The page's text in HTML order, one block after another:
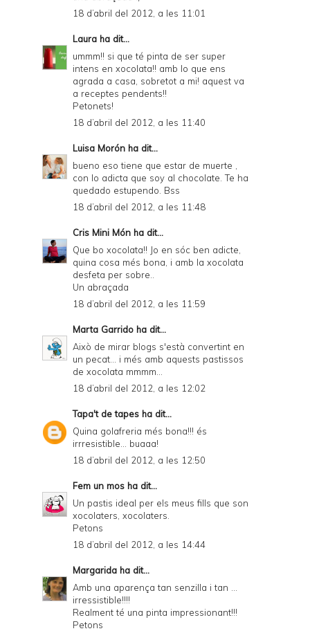
18 d’abril del 2012, a les 11:01
Laura ha dit...
ummm!! si que té pinta de ser super
intens en xocolata!! amb lo que ens
agrada a casa, sobretot a mi! aquest va
a receptes pendents!!
Petonets!
18 d’abril del 2012, a les 11:40
Luisa Morón ha dit...
bueno eso tiene que estar de muerte ,
con lo adicta que soy al chocolate. Te ha
quedado estupendo. Bss
18 d’abril del 2012, a les 11:48
Cris Mini Món ha dit...
Que bo xocolata!! Jo en sóc ben adicte,
quina cosa més bona, i amb la xocolata
desfeta per sobre..
Un abraçada
18 d’abril del 2012, a les 11:59
Marta Garrido ha dit...
Això de mirar blogs s'està convertint en
un pecat... i més amb aquests pastissos
de xocolata mmmm...
18 d’abril del 2012, a les 12:02
Tapa't de tapes ha dit...
Quina golafreria més bona!!! és
irrresistible... buaaa!
18 d’abril del 2012, a les 12:50
Fem un mos ha dit...
Un pastis ideal per els meus fills que son
xocolaters, xocolaters.
Petons
18 d’abril del 2012, a les 14:44
Margarida ha dit...
Amb una aparença tan senzilla i tan ...
irressistible!!!!
Realment té una pinta impressionant!!!
Petons